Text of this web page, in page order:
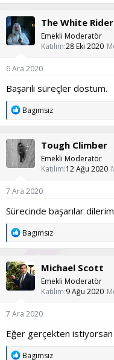
p
k
i
l
e
The White Rider
Emekli Moderatör
Katılım 28 Eki 2020
6 Ara 2020
Başarılı süreçler dostum.
T
p
k
i
l
e
Bagımsız
Tough Climber
Emekli Moderatör
Katılım 12 Ağu 2020
7 Ara 2020
Sürecinde başarılar
T
p
k
i
l
e
Bagımsız
Michael Scott
Emekli Moderatör
Katılım 9 Ağu 2020
7 Ara 2020
Eğer gerçekten istiyorsan
T
Bagımsız